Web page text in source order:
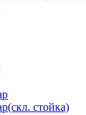
стойка)